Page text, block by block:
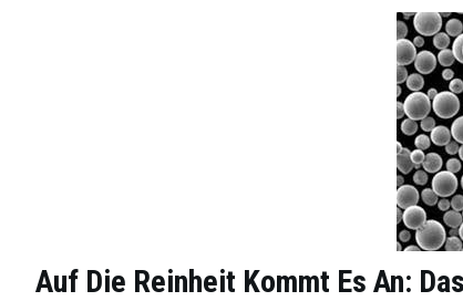
Auf Die Reinheit Kommt Es An: